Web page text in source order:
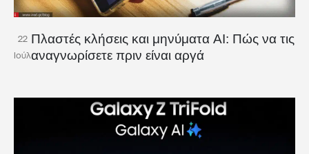
22
Ιούλ
Πλαστές κλήσεις και μηνύματα AI: Πώς να τις
αναγνωρίσετε πριν είναι αργά